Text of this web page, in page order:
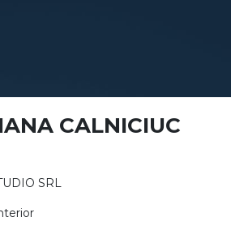
CALNICIUC
SRL